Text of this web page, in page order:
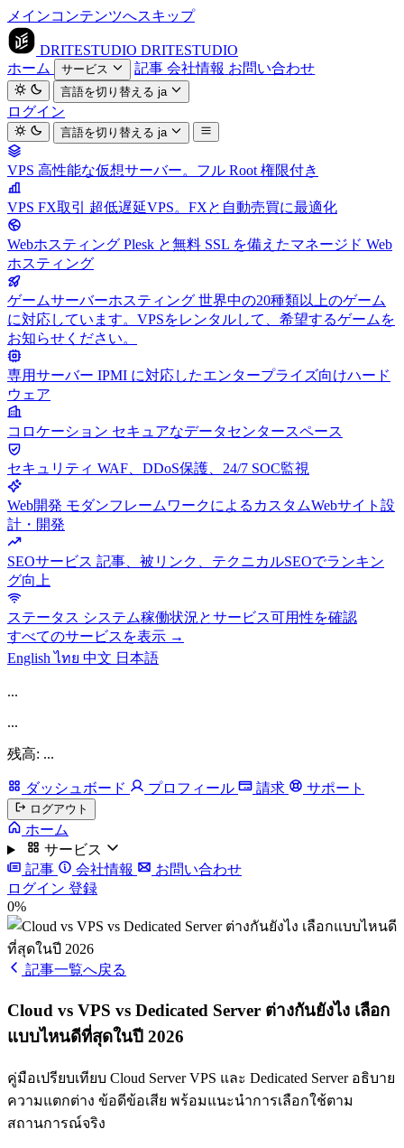
メインコンテンツへスキップ
DRITESTUDIO DRITESTUDIO
ホーム
サービス 記事 会社情報 お問い合わせ
言語を切り替える ja
ログイン
言語を切り替える ja
VPS 高性能な仮想サーバー。フル Root 権限付き
VPS FX取引 超低遅延VPS。FXと自動売買に最適化
Webホスティング Plesk と無料 SSL を備えたマネージド Web
ホスティング
ゲームサーバーホスティング 世界中の20種類以上のゲーム
に対応しています。VPSをレンタルして、希望するゲームを
お知らせください。
専用サーバー IPMI に対応したエンタープライズ向けハード
ウェア
コロケーション セキュアなデータセンタースペース
セキュリティ WAF、DDoS保護、24/7 SOC監視
Web開発 モダンフレームワークによるカスタムWebサイト設
計・開発
SEOサービス 記事、被リンク、テクニカルSEOでランキン
グ向上
ステータス システム稼働状況とサービス可用性を確認
すべてのサービスを表示 →
Englishไทย 中文 日本語
...
...
残高: ...
ダッシュボード プロフィール 請求 サポート
ログアウト
ホーム
サービス
記事
会社情報
お問い合わせ
ログイン 登録
0%
記事一覧へ戻る
Cloud vs VPS vs Dedicated Server ต่างกันยังไง เลือก
แบบไหนดีที่สุดในปี 2026
คู่มือเปรียบเทียบ Cloud Server VPS และ Dedicated Server อธิบาย
ความแตกต่าง ข้อดีข้อเสีย พร้อมแนะนำการเลือกใช้ตาม
สถานการณ์จริง